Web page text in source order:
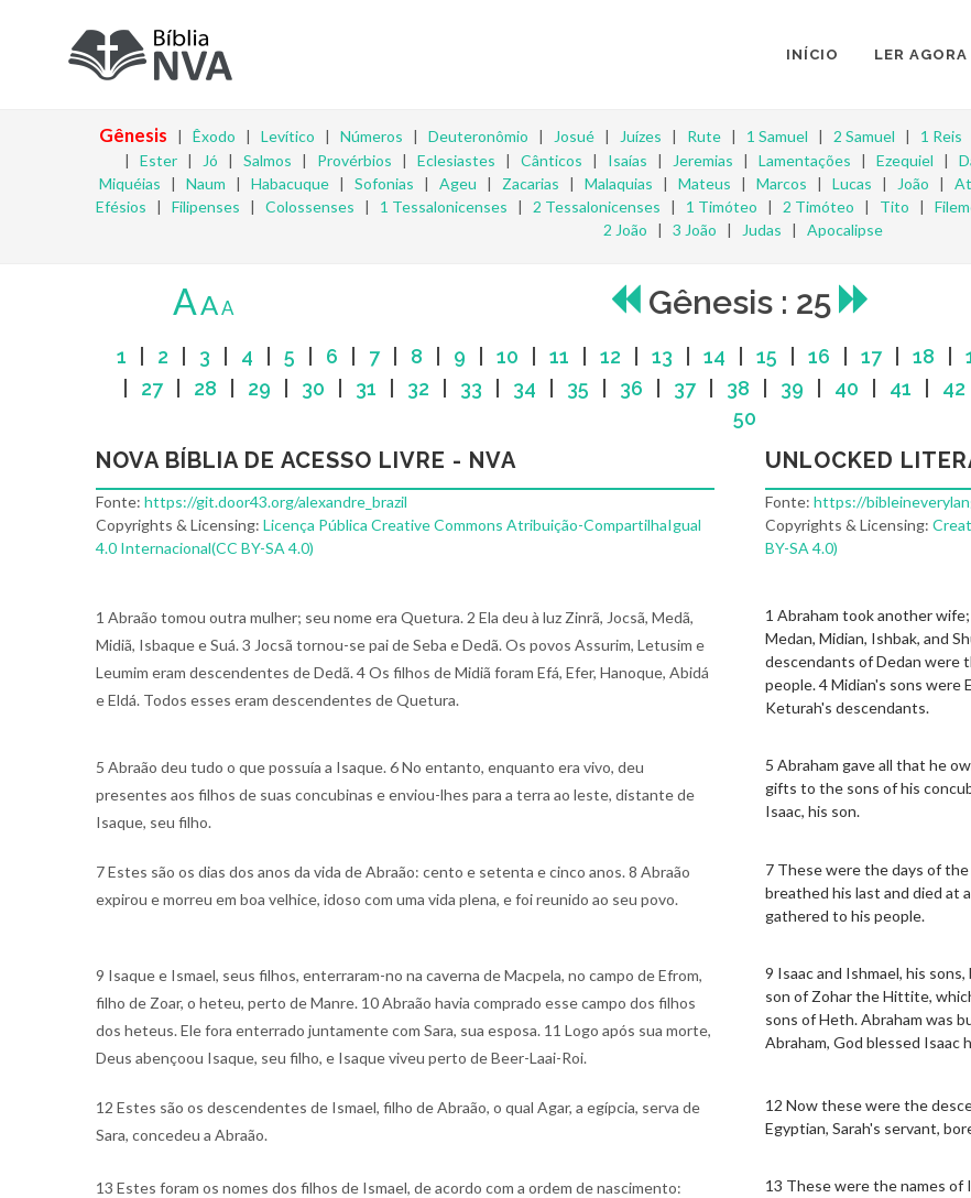
INÍCIO LER AGORA
Gênesis | Êxodo | Levítico | Números | Deuteronômio | Josué| Juízes | Rute| 1 Samuel | 2 Samuel | 1 Reis
| Ester| Jó | Salmos | Provérbios | Eclesiastes | Cânticos | Isaías | Jeremias | Lamentações | Ezequiel |
Miquéias | Naum | Habacuque | Sofonias | Ageu | Zacarias | Malaquias | Mateus | Marcos | Lucas | João |
Efésios | Filipenses | Colossenses | 1 Tessalonicenses | 2 Tessalonicenses | 1 Timóteo | 2 Timóteo | Tito |
2 João | 3 João | Judas | Apocalipse
AAA Gênesis : 25
1 2 3 4 5 6 7| 8 9 10 11 12 13 14 15 16 17| 18
27| 28 29 30 31 32 33 34 35 36 37| 38 39 40 41 42
50
NOVA BÍBLIA DE ACESSO LIVRE - NVA
Fonte: https://git.door43.org/alexandre_brazil
Copyrights & Licensing: Licença Pública Creative Commons Atribuição-CompartilhaIgual
4.0 Internacional(CC BY-SA 4.0)
UNLOCKED
Fonte:https://
Copyrights & Licensing:
BY-SA 4.0)
1 Abraão tomou outra mulher; seu nome era Quetura. 2 Ela deu à luz Zinrã, Jocsã, Medã,
Midiã, Isbaque e Suá. 3 Jocsã tornou-se pai de Seba e Dedã. Os povos Assurim, Letusim e
Leumim eram descendentes de Dedã. 4 Os filhos de Midiã foram Efá, Efer, Hanoque, Abidá
e Eldá. Todos esses eram descendentes de Quetura.
1 Abraham took another
Medan, Midian, Ishbak, and
descendants of Dedan were
people. 4 Midian's sons were
Keturah's descendants.
5 Abraão deu tudo o que possuía a Isaque. 6 No entanto, enquanto era vivo, deu
presentes aos filhos de suas concubinas e enviou-lhes para a terra ao leste, distante de
Isaque, seu filho.
5 Abraham gave all that he
gifts to the sons of his
Isaac, his son.
7 Estes são os dias dos anos da vida de Abraão: cento e setenta e cinco anos. 8 Abraão
expirou e morreu em boa velhice, idoso com uma vida plena, e foi reunido ao seu povo.
7 These were the days of the
breathed his last and died at
gathered to his people.
9 Isaque e Ismael, seus filhos, enterraram-no na caverna de Macpela, no campo de Efrom,
filho de Zoar, o heteu, perto de Manre. 10 Abraão havia comprado esse campo dos filhos
dos heteus. Ele fora enterrado juntamente com Sara, sua esposa. 11 Logo após sua morte,
Deus abençoou Isaque, seu filho, e Isaque viveu perto de Beer-Laai-Roi.
9 Isaac and Ishmael, his
son of Zohar the Hittite,
sons of Heth. Abraham was
Abraham, God blessed Isaac
12 Estes são os descendentes de Ismael, filho de Abraão, o qual Agar, a egípcia, serva de
Sara, concedeu a Abraão.
12 Now these were the
Egyptian, Sarah's servant,
13 Estes foram os nomes dos filhos de Ismael, de acordo com a ordem de nascimento:
13 These were the names